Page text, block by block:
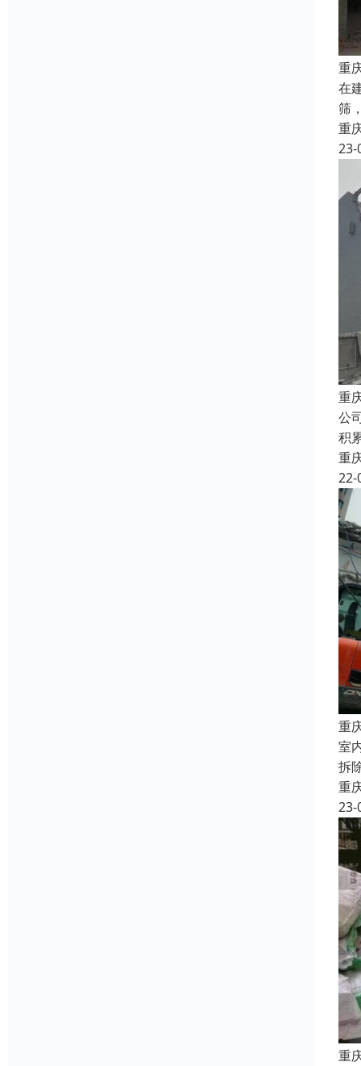
重
在
筛
重
23-
重
公
积
重
22-
重
室
拆
重
23-
重